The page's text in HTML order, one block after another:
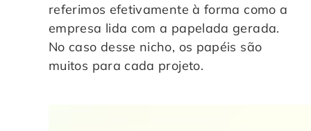
referimos efetivamente à forma como a
empresa lida com a papelada gerada.
No caso desse nicho, os papéis são
muitos para cada projeto.